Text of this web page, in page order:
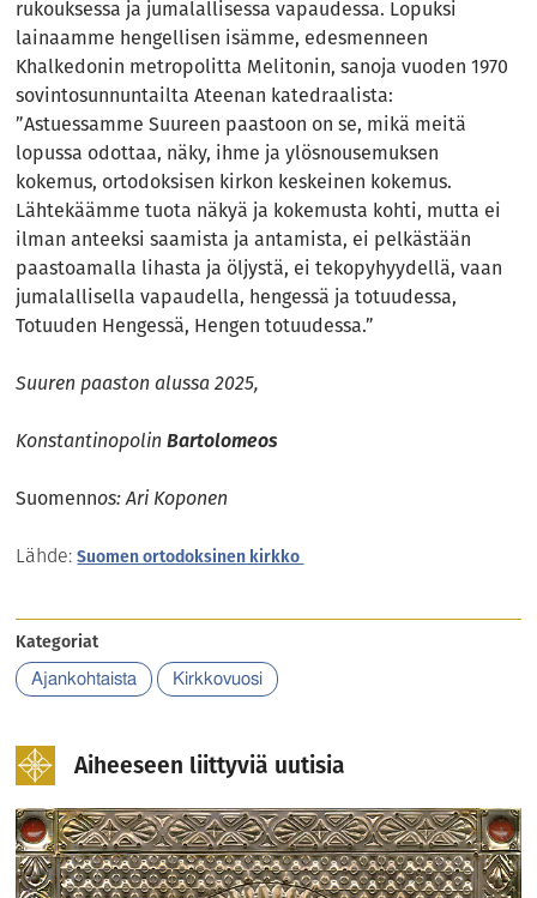
rukouksessa ja jumalallisessa vapaudessa. Lopuksi
lainaamme hengellisen isämme, edesmenneen
Khalkedonin metropolitta Melitonin, sanoja vuoden 1970
sovintosunnuntailta Ateenan katedraalista:
”Astuessamme Suureen paastoon on se, mikä meitä
lopussa odottaa, näky, ihme ja ylösnousemuksen
kokemus, ortodoksisen kirkon keskeinen kokemus.
Lähtekäämme tuota näkyä ja kokemusta kohti, mutta ei
ilman anteeksi saamista ja antamista, ei pelkästään
paastoamalla lihasta ja öljystä, ei tekopyhyydellä, vaan
jumalallisella vapaudella, hengessä ja totuudessa,
Totuuden Hengessä, Hengen totuudessa.”
Suuren paaston alussa 2025,
KonstantinopolinBartolomeos
Suomennos: Ari Koponen
Lähde:Suomen ortodoksinen kirkko
Kategoriat
Ajankohtaista Kirkkovuosi
Aiheeseen liittyviä uutisia